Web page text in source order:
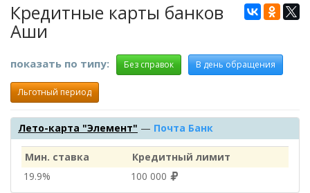
Кредитные карты банков
Аши
показать по типу: Без справок В день обращения
Льготный период
Лето-карта "Элемент" — Почта Банк
Мин. ставка
Кредитный лимит
19.9%
100 000